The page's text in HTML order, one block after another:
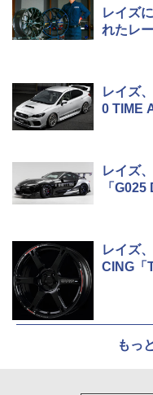
レイズ
れたレ
レイズ
0 TIME
レイズ
「G025
レイズ
CING「
もっ